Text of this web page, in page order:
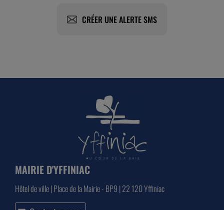
CRÉER UNE ALERTE SMS
MAIRIE D'YFFINIAC
Hôtel de ville | Place de la Mairie - BP9 | 22 120 Yffiniac